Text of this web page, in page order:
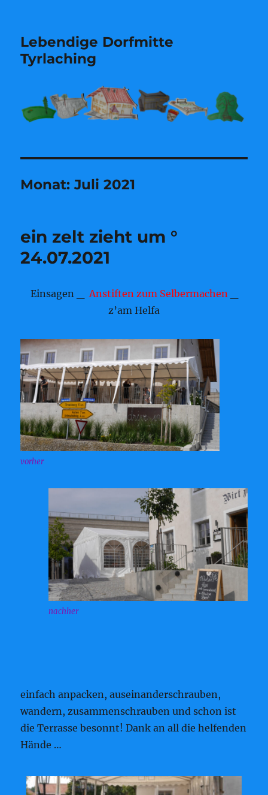
Lebendige Dorfmitte
Tyrlaching
Monat:Juli 2021
ein zelt zieht um °
24.07.2021
Einsagen _Anstiften zum Selbermachen_
z’am Helfa
vorher
nachher
einfach anpacken, auseinanderschrauben,
wandern, zusammenschrauben und schon ist
die Terrasse besonnt! Dank an all die helfenden
Hände …